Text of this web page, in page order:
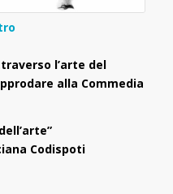
l’arte del
alla Commedia
Codispoti